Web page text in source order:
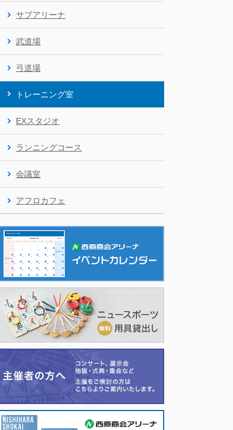
サブアリーナ
武道場
弓道場
トレーニング室
EXスタジオ
ランニングコース
会議室
アフロカフェ